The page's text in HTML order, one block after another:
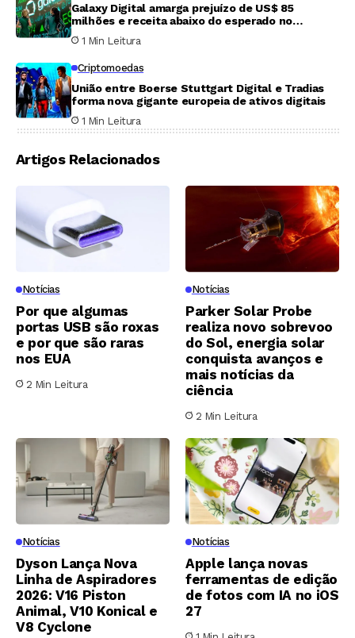
Galaxy Digital amarga prejuízo de US$ 85
milhões e receita abaixo do esperado no
segundo trimestre
1 Min Leitura
Criptomoedas
União entre Boerse Stuttgart Digital e Tradias
forma nova gigante europeia de ativos digitais
1 Min Leitura
Artigos Relacionados
Notícias
Por que algumas
portas USB são roxas
e por que são raras
nos EUA
2 Min Leitura
Notícias
Parker Solar Probe
realiza novo sobrevoo
do Sol, energia solar
conquista avanços e
mais notícias da
ciência
2 Min Leitura
Notícias
Dyson Lança Nova
Linha de Aspiradores
2026: V16 Piston
Animal, V10 Konical e
V8 Cyclone
Notícias
Apple lança novas
ferramentas de edição
de fotos com IA no iOS
27